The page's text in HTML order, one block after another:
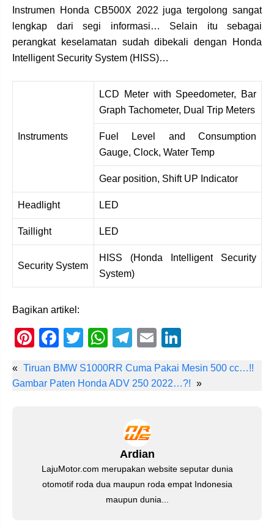
Instrumen Honda CB500X 2022 juga tergolong sangat
lengkap dari segi informasi… Selain itu sebagai
perangkat keselamatan sudah dibekali dengan Honda
Intelligent Security System (HISS)…
Instruments
LCD Meter with Speedometer, Bar
Graph Tachometer, Dual Trip Meters
Fuel Level and Consumption
Gauge, Clock, Water Temp
Gear position, Shift UP Indicator
Headlight LED
Taillight LED
Security System
HISS (Honda Intelligent Security
System)
Bagikan artikel:
Pi
er
F
c
k
T
tt
W
at
T
e
m
E
ail k
« Tiruan BMW S1000RR Cuma Pakai Mesin 500 cc…!!
Gambar Paten Honda ADV 250 2022…?! »
Ardian
LajuMotor.com merupakan website seputar dunia
otomotif roda dua maupun roda empat Indonesia
maupun dunia...